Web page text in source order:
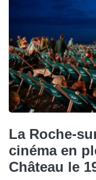
La Roche-
cinéma en
Château le